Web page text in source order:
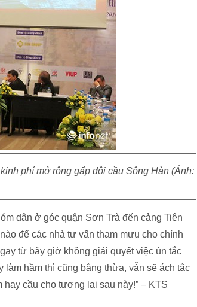
phí mở rộng gấp đôi cầu Sông Hàn (Ảnh:
dân ở góc quận Sơn Trà đến cảng Tiên
để các nhà tư vấn tham mưu cho chính
từ bây giờ không giải quyết việc ùn tắc
hầm thì cũng bằng thừa, vẫn sẽ ách tắc
cầu cho tương lai sau này!” – KTS